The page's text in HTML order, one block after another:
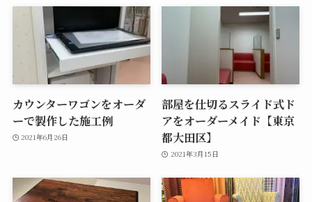
カウンターワゴンをオーダ
ーで製作した施工例
2021年6月26日
部屋を仕切るスライド式ド
アをオーダーメイド【東京
都大田区】
2021年3月15日